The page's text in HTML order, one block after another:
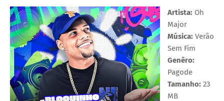
Artista: Oh
Major
Música: Verão
Sem Fim
Genêro:
Pagode
Tamanho: 23
MB